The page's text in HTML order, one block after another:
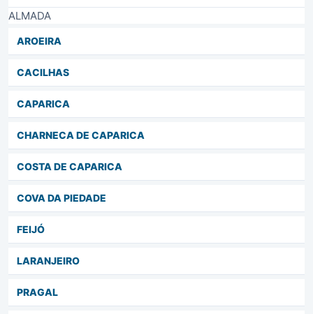
ALMADA
AROEIRA
CACILHAS
CAPARICA
CHARNECA DE CAPARICA
COSTA DE CAPARICA
COVA DA PIEDADE
FEIJÓ
LARANJEIRO
PRAGAL